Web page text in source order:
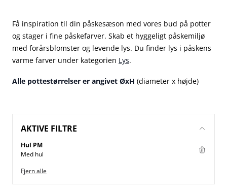
Få inspiration til din påskesæson med vores bud på potter
og stager i fine påskefarver. Skab et hyggeligt påskemiljø
med forårsblomster og levende lys. Du finder lys i påskens
varme farver under kategorien Lys.
Alle pottestørrelser er angivet ØxH (diameter x højde)
AKTIVE FILTRE
Hul PM
Med hul
Fjern alle